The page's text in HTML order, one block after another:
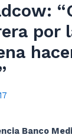
por
Banco